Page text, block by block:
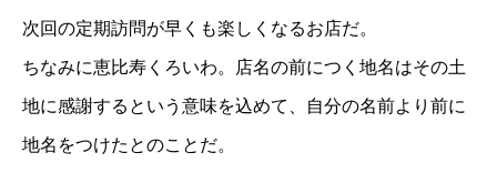
次回の定期訪問が早くも楽しくなるお店だ。
ちなみに恵比寿くろいわ。店名の前につく地名はその土
地に感謝するという意味を込めて、自分の名前より前に
地名をつけたとのことだ。